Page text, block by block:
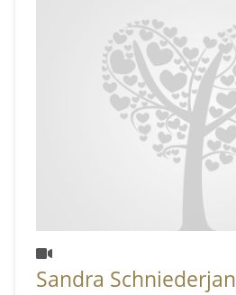
Sandra Schniederjan